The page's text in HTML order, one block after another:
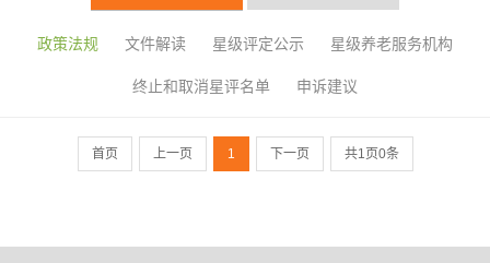
搜
政策法规 文件解读 星级评定公示 星级养老服务机构
终止和取消星评名单 申诉建议
首页 上一页 1 下一页 共1页0条